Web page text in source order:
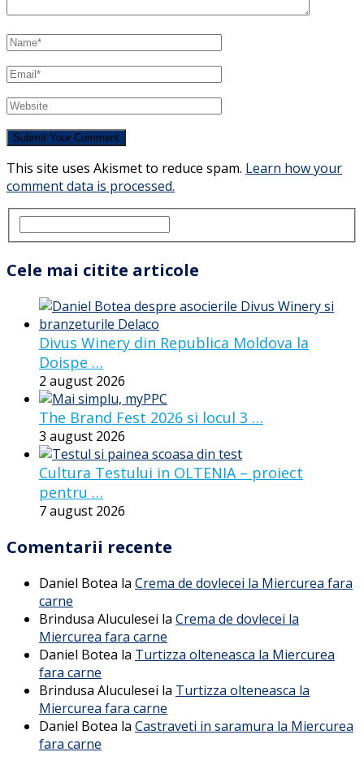
This site uses Akismet to reduce spam. Learn how your
comment data is processed.
Cele mai citite articole
Divus Winery din Republica Moldova la
Doispe …
2 august 2026
The Brand Fest 2026 si locul 3 …
3 august 2026
Cultura Testului in OLTENIA – proiect
pentru …
7 august 2026
Comentarii recente
Daniel Botea la Crema de dovlecei la Miercurea fara
carne
Brindusa Aluculesei la Crema de dovlecei la
Miercurea fara carne
Daniel Botea la Turtizza olteneasca la Miercurea
fara carne
Brindusa Aluculesei la Turtizza olteneasca la
Miercurea fara carne
Daniel Botea la Castraveti in saramura la Miercurea
fara carne